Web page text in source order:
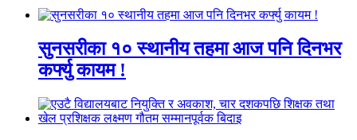
सुनसरीका १० स्थानीय तहमा आज पनि दिनभर
कर्फ्यु कायम !